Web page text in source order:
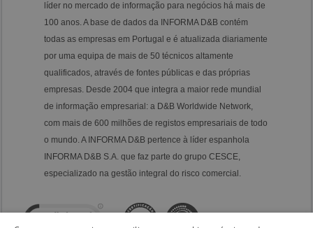
líder no mercado de informação para negócios há mais de
100 anos. A base de dados da INFORMA D&B contém
todas as empresas em Portugal e é atualizada diariamente
por uma equipa de mais de 50 técnicos altamente
qualificados, através de fontes públicas e das próprias
empresas. Desde 2004 que integra a maior rede mundial
de informação empresarial: a D&B Worldwide Network,
com mais de 600 milhões de registos empresariais de todo
o mundo. A INFORMA D&B pertence à líder espanhola
INFORMA D&B S.A. que faz parte do grupo CESCE,
especializado na gestão integral do risco comercial.